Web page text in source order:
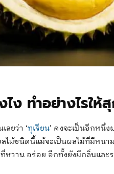
ง ทำอย่างไรให้
ลยว่า ‘ทุเรียน’ คงจะเป็นอีกหนึ่
ไม้ชนิดนี้แม้จะเป็นผลไม้ที่มีหน
หวาน อร่อย อีกทั้งยังมีกลิ่นแล